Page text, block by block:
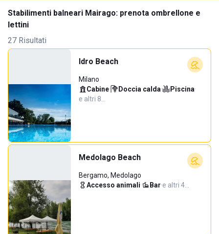
Stabilimenti balneari Mairago: prenota ombrellone e
lettini
27 Risultati
Idro Beach
Milano
Cabine· Doccia calda· Piscina·
e altri 8…
Medolago Beach
Bergamo, Medolago
Accesso animali· Bar·e altri 4…